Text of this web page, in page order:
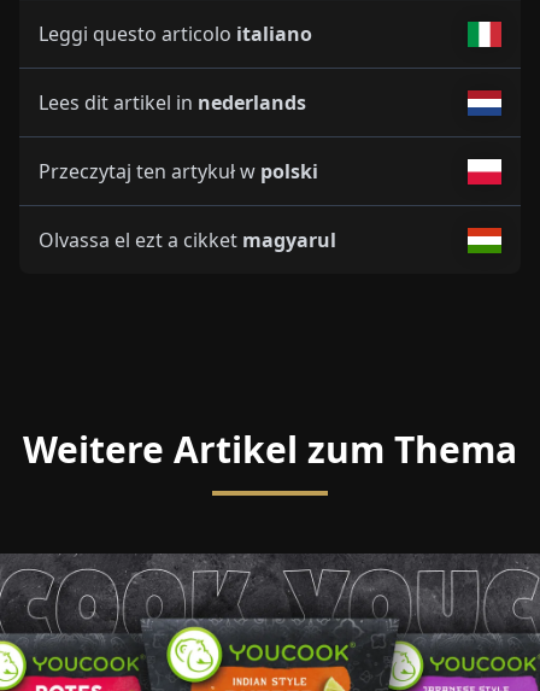
Leggi questo articolo italiano
Lees dit artikel in nederlands
Przeczytaj ten artykuł w polski
Olvassa el ezt a cikket magyarul
Weitere Artikel zum Thema